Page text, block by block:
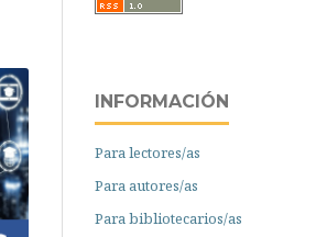
INFORMACIÓN
Para lectores/as
Para autores/as
Para bibliotecarios/as